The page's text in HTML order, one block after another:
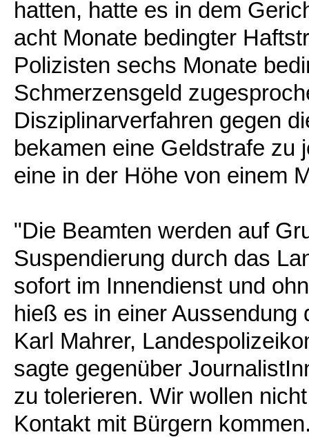
hatten, hatte es in dem
acht Monate bedingter
Polizisten sechs Monate
Schmerzensgeld
Disziplinarverfahren gegen
bekamen eine Geldstrafe zu
eine in der Höhe von einem
"Die Beamten werden auf
Suspendierung durch das
sofort im Innendienst und
hieß es in einer
Karl Mahrer,
sagte gegenüber
zu tolerieren. Wir wollen
Kontakt mit Bürgern